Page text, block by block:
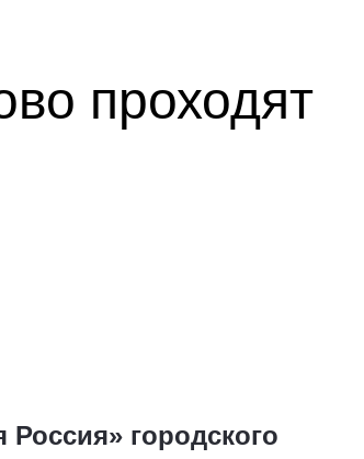
проходят
городского